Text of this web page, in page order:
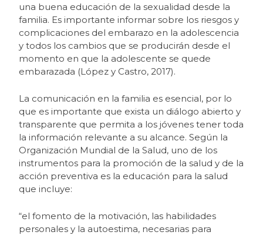
una buena educación de la sexualidad desde la
familia. Es importante informar sobre los riesgos y
complicaciones del embarazo en la adolescencia
y todos los cambios que se producirán desde el
momento en que la adolescente se quede
embarazada (López y Castro, 2017).
La comunicación en la familia es esencial, por lo
que es importante que exista un diálogo abierto y
transparente que permita a los jóvenes tener toda
la información relevante a su alcance. Según la
Organización Mundial de la Salud, uno de los
instrumentos para la promoción de la salud y de la
acción preventiva es la educación para la salud
que incluye:
“el fomento de la motivación, las habilidades
personales y la autoestima, necesarias para